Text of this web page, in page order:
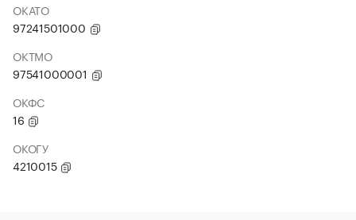
ОКАТО
97241501000
ОКТМО
97541000001
ОКФС
16
ОКОГУ
4210015